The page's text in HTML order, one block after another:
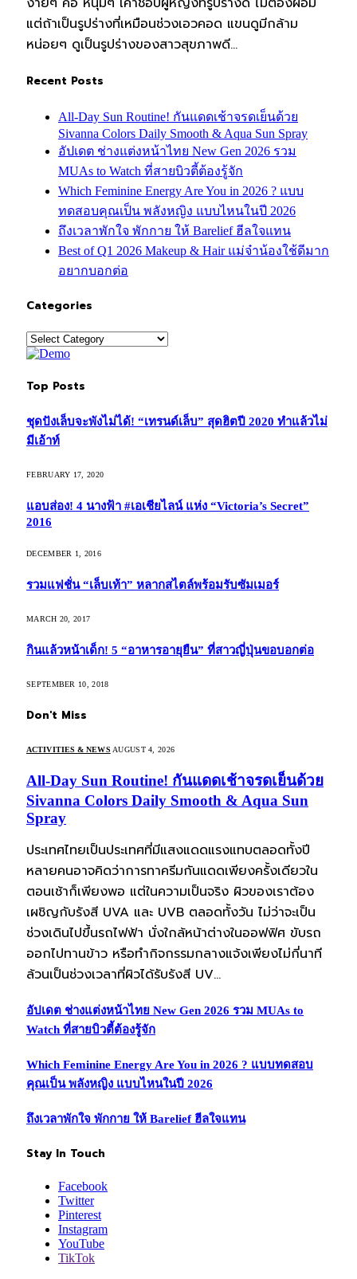
แต่ถ้าเป็นรูปร่างที่เหมือนช่วงเอวคอด แขนดูมีกล้าม
หน่อยๆ ดูเป็นรูปร่างของสาวสุขภาพดี…
Recent Posts
All-Day Sun Routine! กันแดดเช้าจรดเย็นด้วย
Sivanna Colors Daily Smooth & Aqua Sun Spray
อัปเดต ช่างแต่งหน้าไทย New Gen 2026 รวม
MUAs to Watch ที่สายบิวตี้ต้องรู้จัก
Which Feminine Energy Are You in 2026 ? แบบ
ทดสอบคุณเป็น พลังหญิง แบบไหนในปี 2026
ถึงเวลาพักใจ พักกาย ให้ Barelief ฮีลใจแทน
Best of Q1 2026 Makeup & Hair แม่จ๋าน้องใช้ดีมาก
อยากบอกต่อ
Categories
Categories
Top Posts
ชุดปังเล็บจะพังไม่ได้! “เทรนด์เล็บ” สุดฮิตปี 2020 ทำแล้วไม่
มีเอ้าท์
FEBRUARY 17, 2020
แอบส่อง! 4 นางฟ้า #เอเชียไลน์ แห่ง “Victoria’s Secret”
2016
DECEMBER 1, 2016
รวมแฟชั่น “เล็บเท้า” หลากสไตล์พร้อมรับซัมเมอร์
MARCH 20, 2017
กินแล้วหน้าเด็ก! 5 “อาหารอายุยืน” ที่สาวญี่ปุ่นขอบอกต่อ
SEPTEMBER 10, 2018
Don't Miss
ACTIVITIES & NEWS AUGUST 4, 2026
All-Day Sun Routine! กันแดดเช้าจรดเย็นด้วย
Sivanna Colors Daily Smooth & Aqua Sun
Spray
ประเทศไทยเป็นประเทศที่มีแสงแดดแรงแทบตลอดทั้งปี
หลายคนอาจคิดว่าการทาครีมกันแดดเพียงครั้งเดียวใน
ตอนเช้าก็เพียงพอ แต่ในความเป็นจริง ผิวของเราต้อง
เผชิญกับรังสี UVA และ UVB ตลอดทั้งวัน ไม่ว่าจะเป็น
ช่วงเดินไปขึ้นรถไฟฟ้า นั่งใกล้หน้าต่างในออฟฟิศ ขับรถ
ออกไปทานข้าว หรือทำกิจกรรมกลางแจ้งเพียงไม่กี่นาที
ล้วนเป็นช่วงเวลาที่ผิวได้รับรังสี UV…
อัปเดต ช่างแต่งหน้าไทย New Gen 2026 รวม MUAs to
Watch ที่สายบิวตี้ต้องรู้จัก
Which Feminine Energy Are You in 2026 ? แบบทดสอบ
คุณเป็น พลังหญิง แบบไหนในปี 2026
ถึงเวลาพักใจ พักกาย ให้ Barelief ฮีลใจแทน
Stay In Touch
Facebook
Twitter
Pinterest
Instagram
YouTube
TikTok